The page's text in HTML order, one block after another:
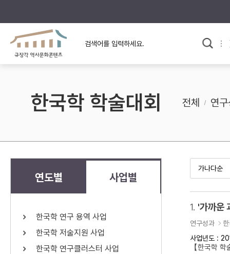
규장각의 어제와 오늘
규장각 소개영상
사료와 문학으로 본
고대
고려
조선 후기
근대
검색 연산자 사용안내
연산자
한국학 학술대회 전체 연
연도별 사업별
한국학 연구 용역 사업
한국학 저술지원 사업
한국학 연구클러스터 사업
1. '가까운
연구성과
사업년도 :
【한국학